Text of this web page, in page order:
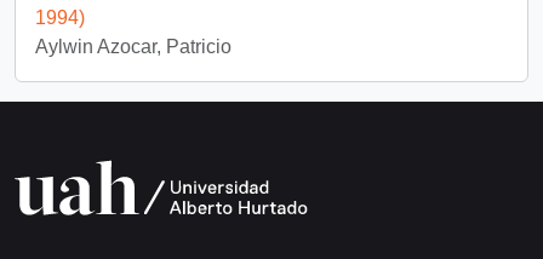
1994)
Aylwin Azocar, Patricio